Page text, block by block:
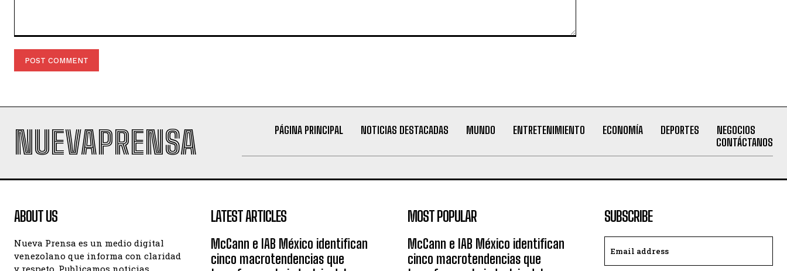
NUEVAPRENSA PÁGINA PRINCIPAL NOTICIAS DESTACADAS MUNDO ENTRETENIMIENTO ECONOMÍA DEPORTES
NEGOCIOS
CONTÁCTANOS
ABOUT US
Nueva Prensa es un medio digital
venezolano que informa con claridad
LATEST ARTICLES
McCann e IAB México identifican
cinco macrotendencias que
MOST POPULAR
McCann e IAB México identifican
cinco macrotendencias que
SUBSCRIBE